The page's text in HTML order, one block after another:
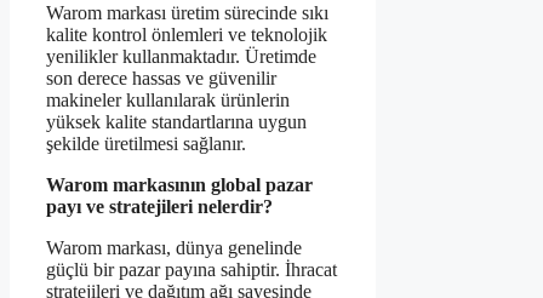
Warom markası üretim sürecinde sıkı
kalite kontrol önlemleri ve teknolojik
yenilikler kullanmaktadır. Üretimde
son derece hassas ve güvenilir
makineler kullanılarak ürünlerin
yüksek kalite standartlarına uygun
şekilde üretilmesi sağlanır.
Warom markasının global pazar
payı ve stratejileri nelerdir?
Warom markası, dünya genelinde
güçlü bir pazar payına sahiptir. İhracat
stratejileri ve dağıtım ağı sayesinde